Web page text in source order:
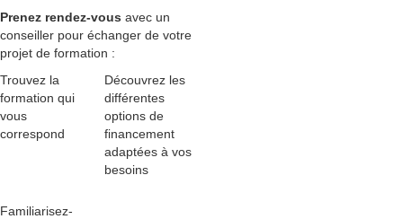
Prenez rendez-vous avec un
conseiller pour échanger de votre
projet de formation :
Trouvez la
formation qui
vous
correspond
Découvrez les
différentes
options de
financement
adaptées à vos
besoins
Familiarisez-